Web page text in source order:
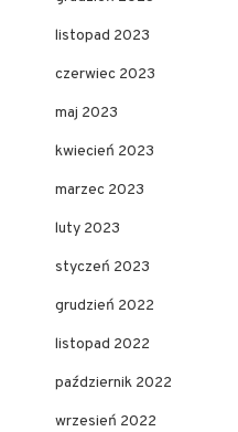
listopad 2023
czerwiec 2023
maj 2023
kwiecień 2023
marzec 2023
luty 2023
styczeń 2023
grudzień 2022
listopad 2022
październik 2022
wrzesień 2022